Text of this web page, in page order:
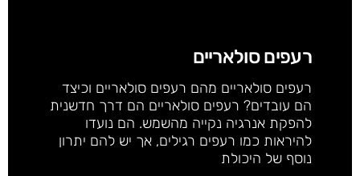
רעפים סולאריים
רעפים סולאריים מהם רעפים סולאריים וכיצד
הם עובדים? רעפים סולאריים הם דרך חדשנית
להפקת אנרגיה נקייה מהשמש. הם נועדו
להיראות כמו רעפים רגילים, אך יש להם יתרון
נוסף של היכולת